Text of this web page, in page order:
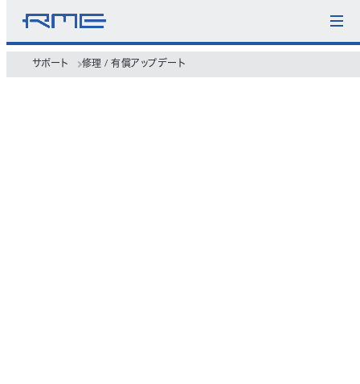
サポート 修理 / 有償アップデート